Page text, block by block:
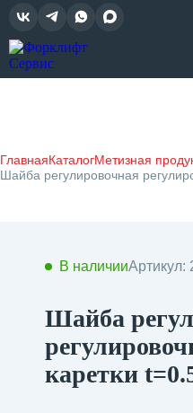
ГлавнаяКаталогМетизная
Шайба регулировочная
В наличииАртикул:
Шайба
каретки